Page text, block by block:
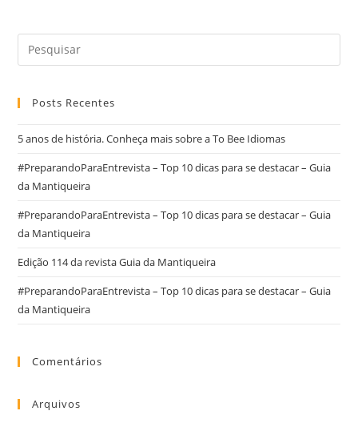
Posts Recentes
5 anos de história. Conheça mais sobre a To Bee Idiomas
#PreparandoParaEntrevista – Top 10 dicas para se destacar – Guia
da Mantiqueira
#PreparandoParaEntrevista – Top 10 dicas para se destacar – Guia
da Mantiqueira
Edição 114 da revista Guia da Mantiqueira
#PreparandoParaEntrevista – Top 10 dicas para se destacar – Guia
da Mantiqueira
Comentários
Arquivos